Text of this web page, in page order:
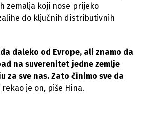
zemalja koji nose prijeko
do ključnih distributivnih
daleko od Evrope, ali znamo da
na suverenitet jedne zemlje
sve nas. Zato činimo sve da
rekao je on, piše Hina.